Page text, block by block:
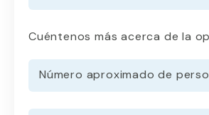
Cuéntenos más acerca de la
Número aproximado de